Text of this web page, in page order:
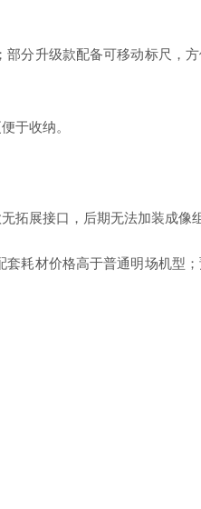
分升级款配备可移动标尺，
于收纳。
展接口，后期无法加装成像
耗材价格高于普通明场机型